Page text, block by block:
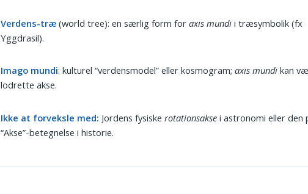
Verdens-træ (world tree): en særlig form foraxis mundi i træsymbolik (fx
Yggdrasil).
Imago mundi: kulturel “verdensmodel” eller kosmogram;axis mundi kan
lodrette akse.
Ikke at forveksle med: Jordens fysiskerotationsakse i astronomi eller den
“Akse”-betegnelse i historie.